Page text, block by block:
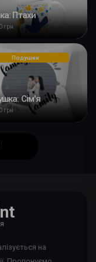
Птахи
грн
Подушки
Сім'я
грн
на